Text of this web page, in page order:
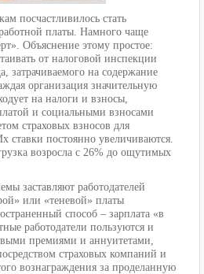
посчастливилось стать
платы. Намного чаще
Объяснение этому простое:
от налоговой инспекции
затрачиваемого на содержание
организация значительную
на налоги и взносы,
и социальными взносами
страховых взносов для
ставки постоянно увеличиваются.
возросла с 26% до ощутимых
заставляют работодателей
или «теневой» платы
способ – зарплата «в
работодатели пользуются и
премиями и аннуитетами,
страховых компаний и
вознаграждения за проделанную